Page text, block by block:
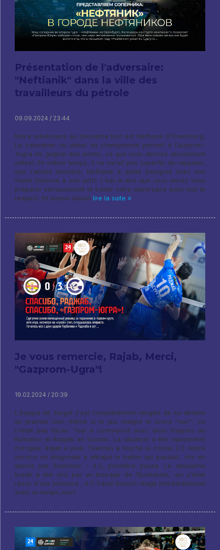
Présentation de l'adversaire:
"Neftianik" dans la ville des
travailleurs du pétrole
09.09.2024 / 23:44
Notre adversaire au deuxième tour est Neftianik d'Orenbourg.
Le calendrier du début du championnat permet à Gazprom-
Yugra de gagner des points, ce que vous devriez absolument
utiliser. En même temps, il ne serait pas superflu de rappeler,
que l'année dernière, Neftianik a quitté Sourgout avec une
feuille blanche à son actif: c'est-à-dire que vous devez vous
préparer sérieusement et traiter votre adversaire avec tout le
respect. En basse saison lire la suite »
Je vous remercie, Rajab, Merci,
"Gazprom-Ugra"!
19.02.2024 / 20:39
L'équipe de Surgut s'est complètement vengée de sa défaite
au premier tour, même si le jeu, malgré le score "sec", ce
n'était pas facile. Tout a commencé avec deux frappes de
Kurbatov et Radjab en touche.. La situation a été rapidement
corrigée: Rajab a joué, Tkachev a touché la corde, 2:2. Notre
service en diagonale a attrapé le ballon qui passait., mis en
œuvre par Rodichev - 4:3, première pause. Le deuxième
break a été pris par un blocage de Spodobets, qui s'était
remis d'une blessure., 9:7, Pavel Borsch réagit immédiatement
avec un temps mort.